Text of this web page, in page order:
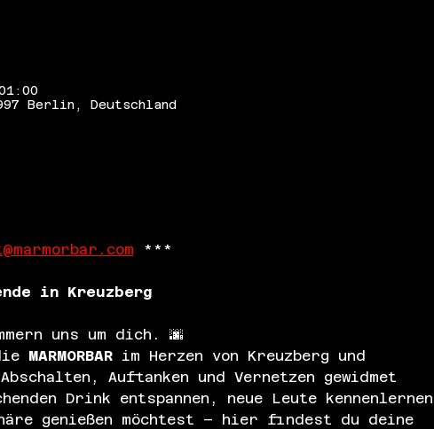
Berlin, Deutschland
***
in Kreuzberg
uns um dich. 🌆
MARMORBAR im Herzen von Kreuzberg und
Auftanken und Vernetzen gewidmet
Drink entspannen, neue Leute kennenlernen
genießen möchtest – hier findest du deine